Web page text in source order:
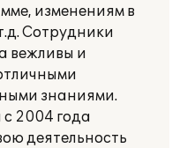
изменениям в
Сотрудники
вежливы и
знаниями.
2004 года
деятельность